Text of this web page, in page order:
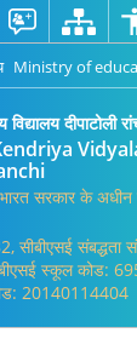
Ministry of
दीपाटोली
भारत सरकार के अधीन
सीबीएसई संबद्धता
स्कूल कोड:
20140114404